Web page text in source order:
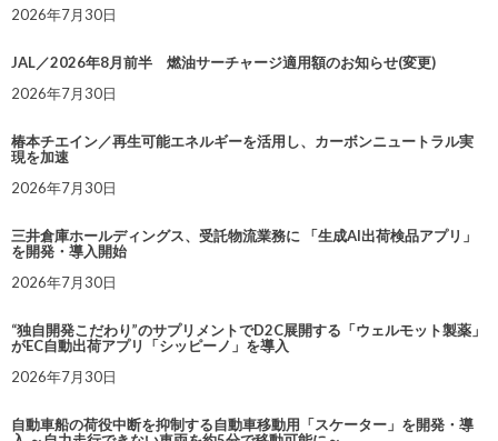
2026年7月30日
JAL／2026年8月前半 燃油サーチャージ適用額のお知らせ(変更)
2026年7月30日
椿本チエイン／再生可能エネルギーを活用し、カーボンニュートラル実
現を加速
2026年7月30日
三井倉庫ホールディングス、受託物流業務に 「生成AI出荷検品アプリ」
を開発・導入開始
2026年7月30日
“独自開発こだわり”のサプリメントでD2C展開する「ウェルモット製薬」
がEC自動出荷アプリ「シッピーノ」を導入
2026年7月30日
自動車船の荷役中断を抑制する自動車移動用「スケーター」を開発・導